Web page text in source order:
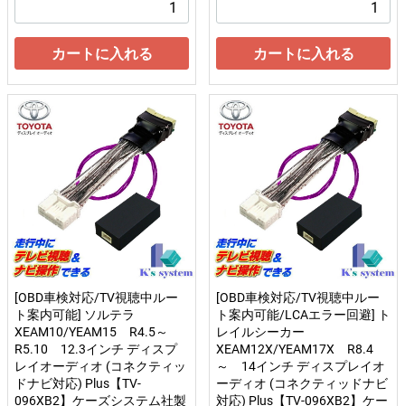
カートに入れる カートに入れる
[OBD車検対応/TV視聴中ルー
ト案内可能] ソルテラ
XEAM10/YEAM15 R4.5～
R5.10 12.3インチ ディスプ
レイオーディオ (コネクティッ
ドナビ対応) Plus【TV-
096XB2】ケーズシステム社製
[OBD車検対応/TV視聴中ルー
ト案内可能/LCAエラー回避] ト
レイルシーカー
XEAM12X/YEAM17X R8.4
～ 14インチ ディスプレイオ
ーディオ (コネクティッドナビ
対応) Plus【TV-096XB2】ケー